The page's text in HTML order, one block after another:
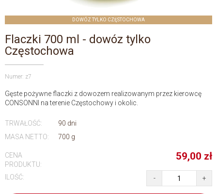
DOWÓZ TYLKO CZĘSTOCHOWA
Flaczki 700 ml - dowóz tylko
Częstochowa
Numer: z7
Gęste pożywne flaczki z dowozem realizowanym przez kierowcę
CONSONNI na terenie Częstochowy i okolic.
TRWAŁOŚĆ:
90 dni
MASA NETTO:
700 g
CENA
PRODUKTU:
59,00 zł
ILOŚĆ: - +